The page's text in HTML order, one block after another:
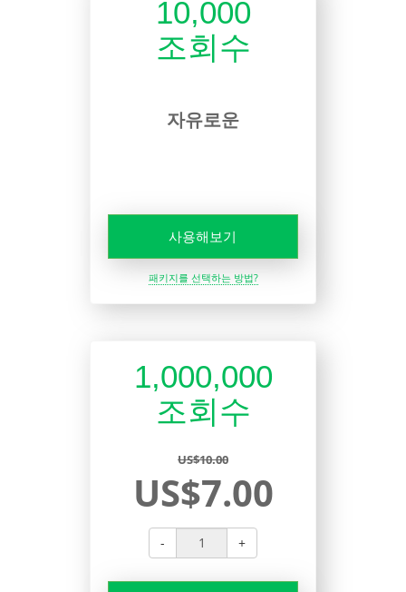
10,000
조회수
자유로운
사용해보기
패키지를 선택하는 방법?
1,000,000
조회수
US$10.00
US$7.00
- +